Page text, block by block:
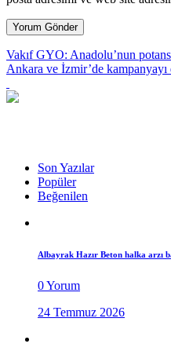
Vakıf GYO: Anadolu’nun
Ankara ve İzmir’de
Son Yazılar
Popüler
Beğenilen
Albayrak Hazır Beton halka arzı
0 Yorum
24 Temmuz 2026